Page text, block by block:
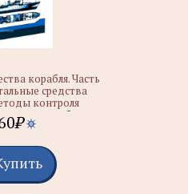
корабля. Часть
средства
контроля
корабля
₽